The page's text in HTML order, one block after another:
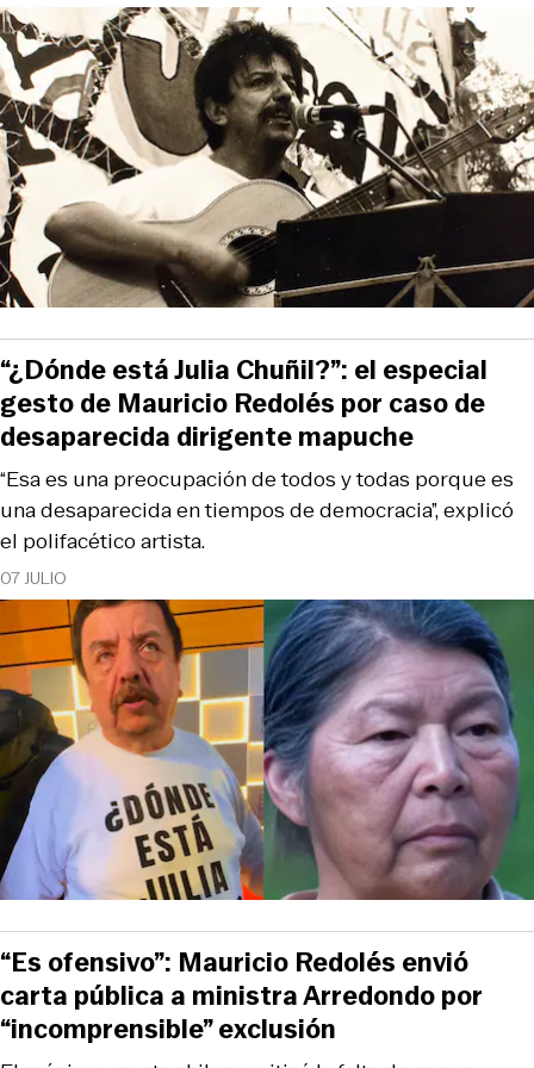
07 JULIO
“Esa es una preocupación de todos y todas porque es
una desaparecida en tiempos de democracia”, explicó
el polifacético artista.
“¿Dónde está Julia Chuñil?”: el especial
gesto de Mauricio Redolés por caso de
desaparecida dirigente mapuche
“Es ofensivo”: Mauricio Redolés envió
carta pública a ministra Arredondo por
“incomprensible” exclusión